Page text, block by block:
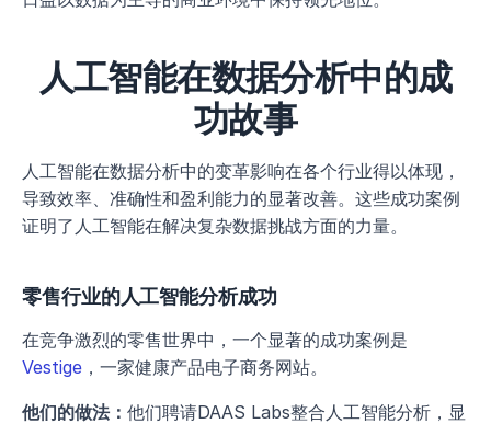
人工智能在数据分析中的成
功故事
人工智能在数据分析中的变革影响在各个行业得以体现，
导致效率、准确性和盈利能力的显著改善。这些成功案例
证明了人工智能在解决复杂数据挑战方面的力量。
零售行业的人工智能分析成功
在竞争激烈的零售世界中，一个显著的成功案例是
Vestige ，一家健康产品电子商务网站。
他们的做法： 他们聘请DAAS Labs整合人工智能分析，显